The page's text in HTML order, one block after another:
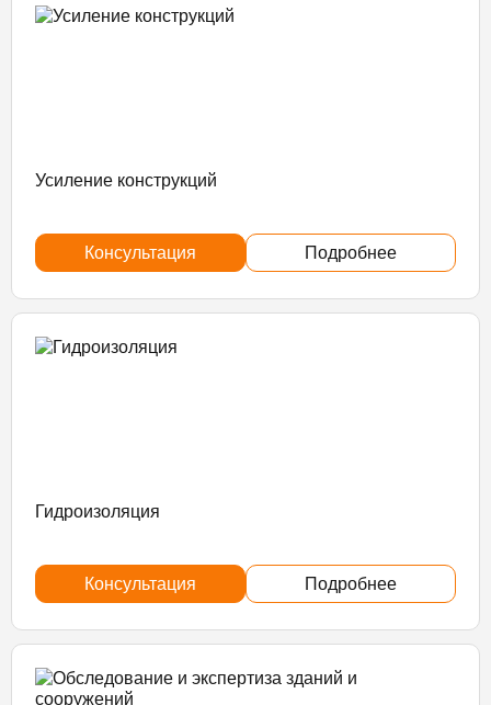
Усиление конструкций
Консультация Подробнее
Гидроизоляция
Консультация Подробнее